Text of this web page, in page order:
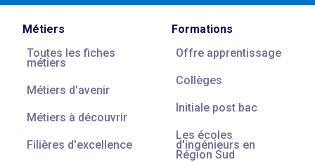
Métiers
Toutes les fiches
métiers
Métiers d'avenir
Métiers à découvrir
Filières d'excellence
Formations
Offre apprentissage
Collèges
Initiale post bac
Les écoles
d'ingénieurs en
Région Sud